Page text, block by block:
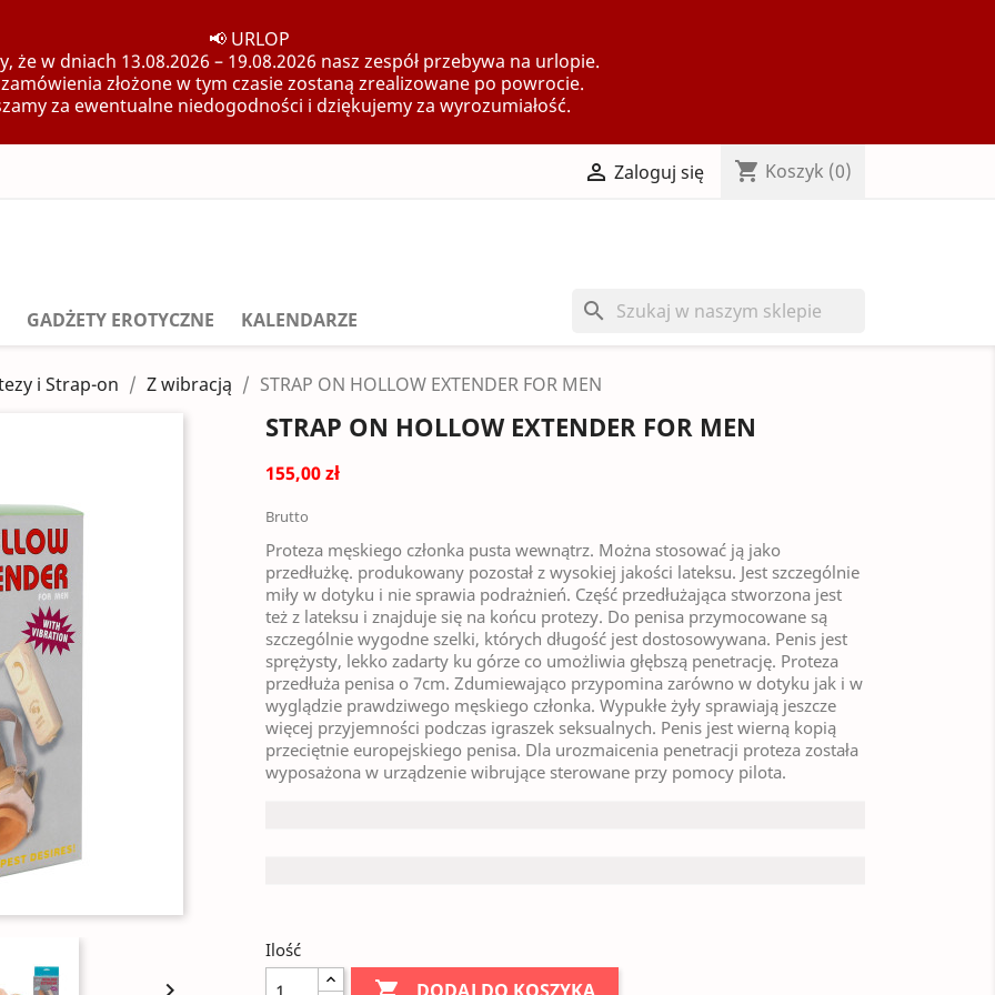
📢 URLOP
że w dniach 13.08.2026 – 19.08.2026 nasz zespół przebywa na urlopie.
złożone w tym czasie zostaną zrealizowane po powrocie.
za ewentualne niedogodności i dziękujemy za wyrozumiałość.
 Zaloguj się shopping_cart Koszyk (0)
GADŻETY EROTYCZNE KALENDARZE search
i Strap-on Z wibracją STRAP ON HOLLOW EXTENDER FOR MEN
STRAP ON HOLLOW EXTENDER FOR MEN
155,00 zł
Brutto
Proteza męskiego członka pusta wewnątrz. Można stosować ją jako
przedłużkę. produkowany pozostał z wysokiej jakości lateksu. Jest szczególnie
miły w dotyku i nie sprawia podrażnień. Część przedłużająca stworzona jest
też z lateksu i znajduje się na końcu protezy. Do penisa przymocowane są
szczególnie wygodne szelki, których długość jest dostosowywana. Penis jest
sprężysty, lekko zadarty ku górze co umożliwia głębszą penetrację. Proteza
przedłuża penisa o 7cm. Zdumiewająco przypomina zarówno w dotyku jak i w
wyglądzie prawdziwego męskiego członka. Wypukłe żyły sprawiają jeszcze
więcej przyjemności podczas igraszek seksualnych. Penis jest wierną kopią
przeciętnie europejskiego penisa. Dla urozmaicenia penetracji proteza została
wyposażona w urządzenie wibrujące sterowane przy pomocy pilota.
Ilość